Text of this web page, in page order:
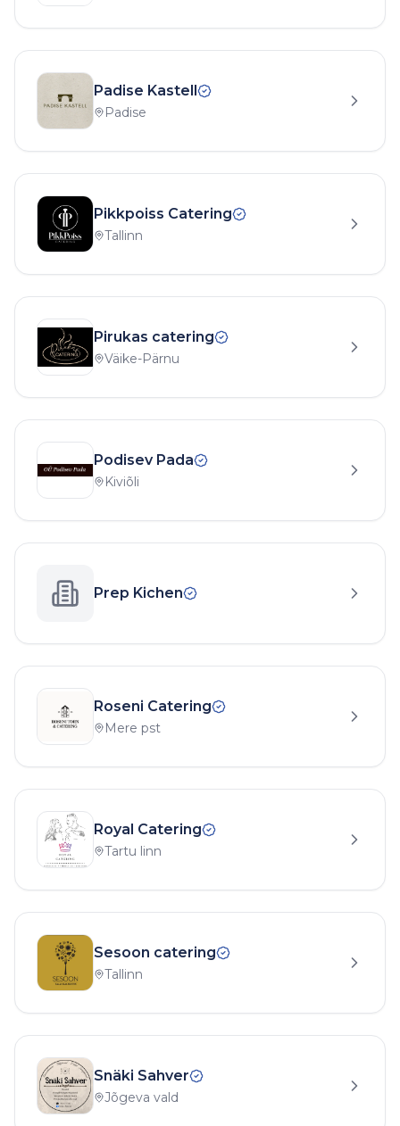
Padise Kastell
Padise
Pikkpoiss Catering
Tallinn
Pirukas catering
Väike-Pärnu
Podisev Pada
Kiviõli
Prep Kichen
Roseni Catering
Mere pst
Royal Catering
Tartu linn
Sesoon catering
Tallinn
Snäki Sahver
Jõgeva vald